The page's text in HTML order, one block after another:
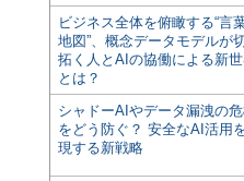
ビジネス全体を俯瞰する“言
地図”、概念データモデルが
拓く人とAIの協働による新
とは？
シャドーAIやデータ漏洩の
をどう防ぐ？ 安全なAI活用
現する新戦略